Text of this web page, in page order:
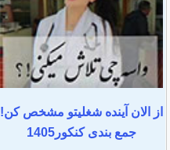
از الان آینده شغلیتو مشخص کن!
جمع بندی کنکور1405